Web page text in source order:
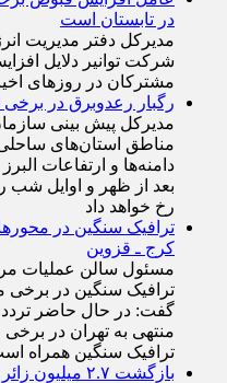
عامل افزایش قبوض
در تابستان است
مدیرکل دفتر مدیریت
شرکت توانیر دلایل
مشترکان در روزهای
رگبار رعدوبرق در
مدیرکل پیش بینی
مناطق استان‌های
دامنه‌ها و ارتفاعات
بعد از ظهر و اوایل شب
رخ خواهد داد
ترافیک سنگین در
کرج ـ قزوین
مسئول سالن عملیات
ترافیک سنگین در برخی
گفت: در حال حاضر
منتهی به تهران در
ترافیک سنگین همراه